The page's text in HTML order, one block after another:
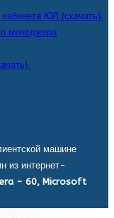
ЮЛ (скачать).
менеджера
машине
из интернет-
- 60, Microsoft